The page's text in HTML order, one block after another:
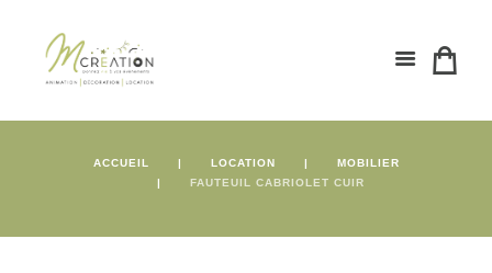
ACCUEIL LOCATION
MOBILIER
FAUTEUIL CABRIOLET CUIR